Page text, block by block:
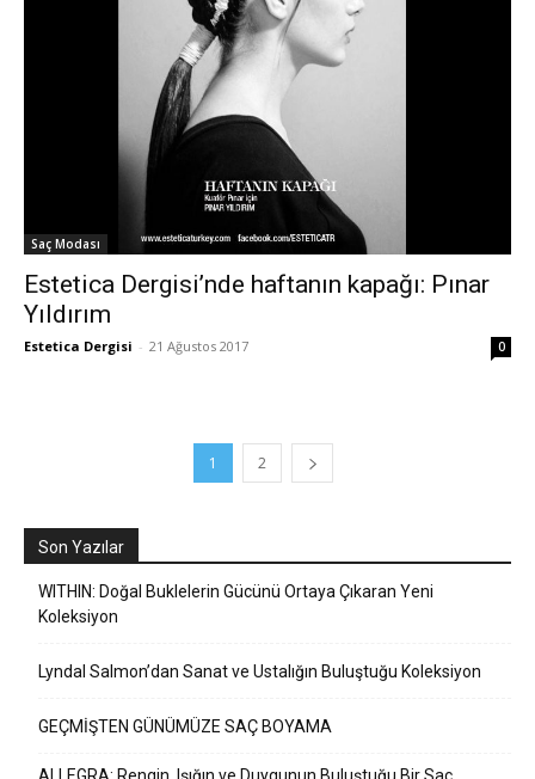
Saç Modası
Estetica Dergisi’nde haftanın kapağı: Pınar
Yıldırım
Estetica Dergisi - 21 Ağustos 2017 0
1 2
Son Yazılar
WITHIN: Doğal Buklelerin Gücünü Ortaya Çıkaran Yeni
Koleksiyon
Lyndal Salmon’dan Sanat ve Ustalığın Buluştuğu Koleksiyon
GEÇMİŞTEN GÜNÜMÜZE SAÇ BOYAMA